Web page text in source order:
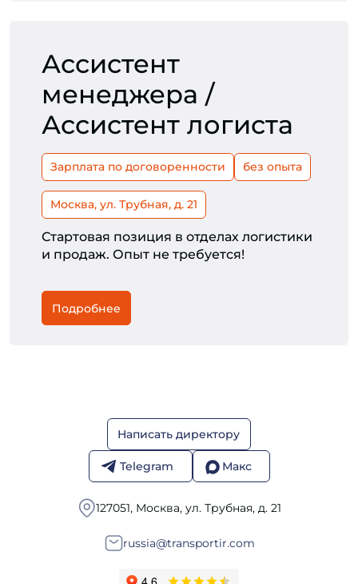
Ассистент
менеджера /
Ассистент логиста
Зарплата по договоренности без опыта
Москва, ул. Трубная, д. 21
Стартовая позиция в отделах логистики
и продаж. Опыт не требуется!
Подробнее
Написать директору
Telegram Макс
127051, Москва, ул. Трубная, д. 21
russia@transportir.com